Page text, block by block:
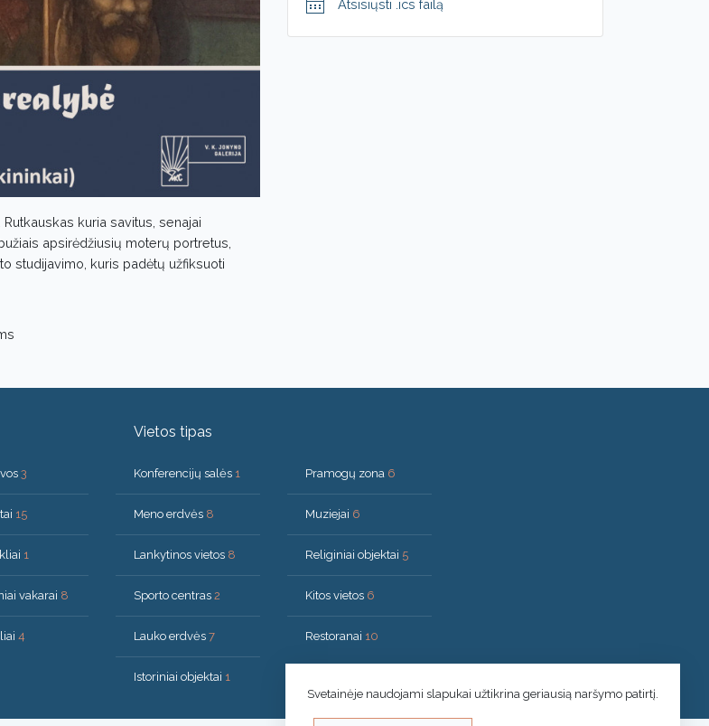
kuria savitus, senajai
apsirėdžiusių moterų portretus,
studijavimo, kuris padėtų užfiksuoti
Atsisiųsti .ics failą
3
15
1
vakarai 8
4
Vietos tipas
Konferencijų salės 1
Meno erdvės 8
Lankytinos vietos 8
Sporto centras 2
Lauko erdvės 7
Istoriniai objektai 1
Pramogų zona 6
Muziejai 6
Religiniai objektai 5
Kitos vietos 6
Restoranai 10
Svetainėje naudojami slapukai užtikrina geriausią naršymo patirtį.